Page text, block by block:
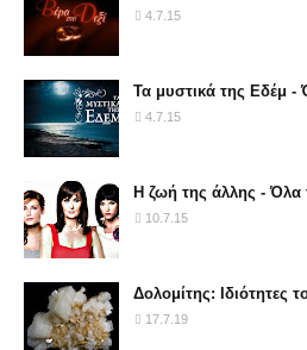
4.7.15
Τα μυστικά της Εδέμ -
4.7.15
Η ζωή της άλλης - Όλα
10.7.15
Δολομίτης: Ιδιότητες
17.7.19